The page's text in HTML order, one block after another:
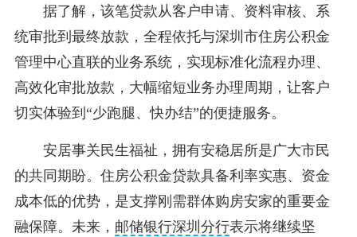
据了解，该笔贷款从客户申请、资料审核、系
统审批到最终放款，全程依托与深圳市住房公积金
管理中心直联的业务系统，实现标准化流程办理、
高效化审批放款，大幅缩短业务办理周期，让客户
切实体验到“少跑腿、快办结”的便捷服务。
安居事关民生福祉，拥有安稳居所是广大市民
的共同期盼。住房公积金贷款具备利率实惠、资金
成本低的优势，是支撑刚需群体购房安家的重要金
融保障。未来， 邮储银行深圳分行表示将继续坚